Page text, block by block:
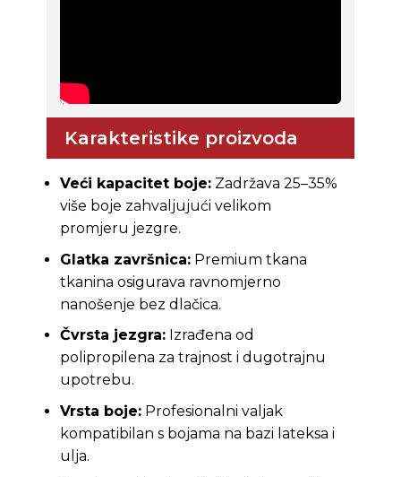
Karakteristike proizvoda
Veći kapacitet boje:Zadržava 25–35%
više boje zahvaljujući velikom
promjeru jezgre.
Glatka završnica:Premium tkana
tkanina osigurava ravnomjerno
nanošenje bez dlačica.
Čvrsta jezgra:Izrađena od
polipropilena za trajnost i dugotrajnu
upotrebu.
Vrsta boje:Profesionalni valjak
kompatibilan s bojama na bazi lateksa i
ulja.